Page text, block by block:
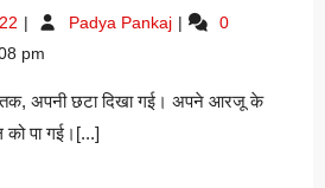
का
October
2022
Padya Pankaj सेवानिवृत्त
सफर
0
pm
तक, अपनी छटा दिखा गई। अपने आरजू के
पा गई।[...]